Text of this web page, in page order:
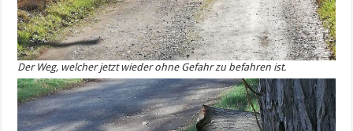
Der Weg, welcher jetzt wieder ohne Gefahr zu befahren ist.